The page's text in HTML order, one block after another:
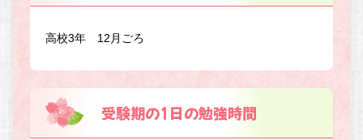
高校3年 12月ごろ
受験期の1日の勉強時間